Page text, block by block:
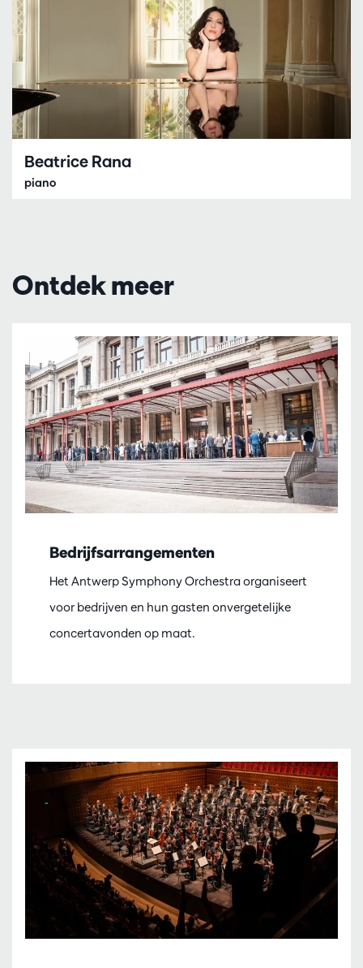
Beatrice Rana
piano
Ontdek meer
Bedrijfsarrangementen
Het Antwerp Symphony Orchestra organiseert
voor bedrijven en hun gasten onvergetelijke
concertavonden op maat.